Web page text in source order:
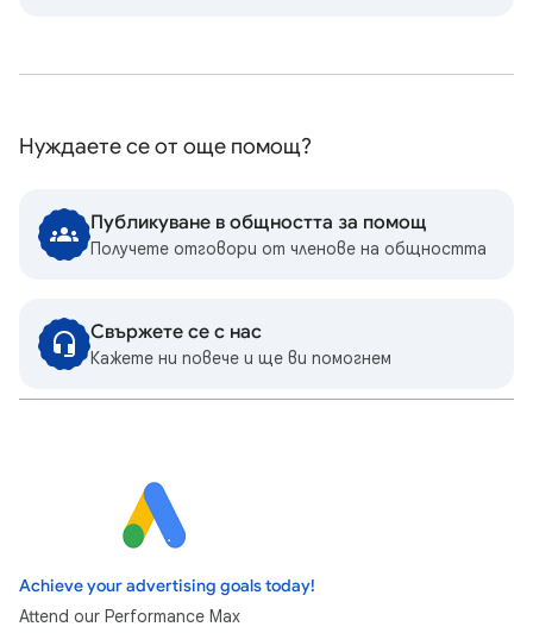
Нуждаете се от още помощ?
Публикуване в общността за помощ
Получете отговори от членове на общността
Свържете се с нас
Кажете ни повече и ще ви помогнем
Achieve your advertising goals today!
Attend our Performance Max